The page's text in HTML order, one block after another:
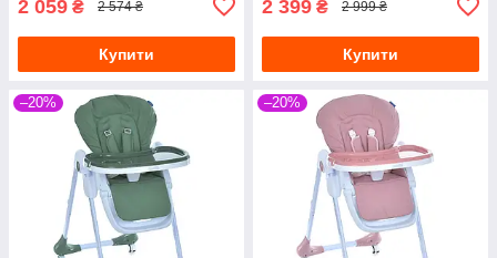
2 059 ₴ 2 574 ₴
Купити
2 399 ₴ 2 999 ₴
Купити
–20% –20%